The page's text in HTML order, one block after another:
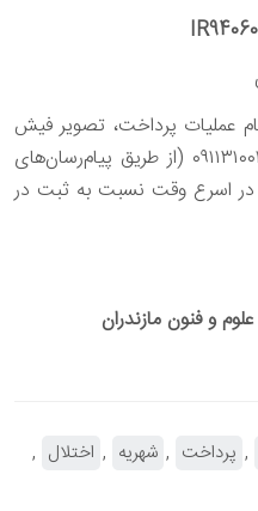
پرداخت، تصویر فیش
واریزی خود را به شماره همراه: ۰۹۱۱۳۱۰۰۱۰۶ (از طریق پیام‌رسان‌های
در اسرع وقت نسبت به ثبت در
و فنون مازندران
پرداخت شهریه
اختلال